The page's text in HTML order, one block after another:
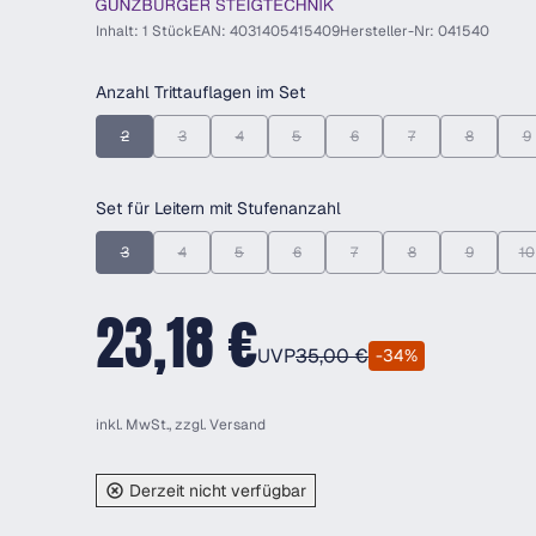
Inhalt: 1 StückEAN: 4031405415409Hersteller-Nr: 041540
Anzahl Trittauflagen im Setauswählen
2(Diese Option ist zurzeit nicht verfügbar.)
3(Diese Option ist zurzeit nicht verfügbar.)
4(Diese Option ist zurzeit nicht verfügbar.)
5(Diese Option ist zurzeit nicht verfügbar.)
6(Diese Option ist zurzeit nicht
7(Diese Option ist
8(Diese 9
Set für Leitern mit Stufenanzahl
3(Diese Option ist zurzeit nicht verfügbar.)
4(Diese Option ist zurzeit nicht verfügbar.)
5(Diese Option ist zurzeit nicht verfügbar.)
6(Diese Option ist zurzeit nicht verfügbar.)
7(Diese Option ist zurzeit nicht
8(Diese Option ist
9(Diese 10
23,18 €UVP35,00 € -34%
inkl. MwSt., zzgl.Versand
Derzeit nicht verfügbar